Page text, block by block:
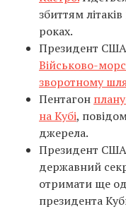
збиттям
роках.
Президент
Військово-
зворотному
Пентагон
на Кубі,
джерела.
Президент
державний
отримати ще
президента